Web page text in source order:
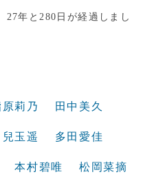
27年と280日が経過しまし
原莉乃 田中美久
兒玉遥 多田愛佳
本村碧唯 松岡菜摘